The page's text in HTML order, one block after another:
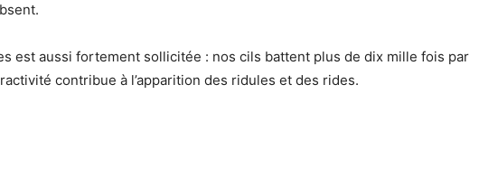
est aussi fortement sollicitée : nos cils battent plus de dix mille fois par
contribue à l’apparition des ridules et des rides.